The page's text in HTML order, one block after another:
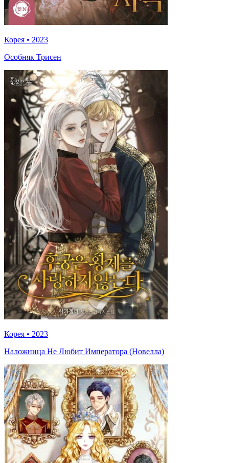
Корея • 2023
Особняк Трисен
Корея • 2023
Наложница Не Любит Императора (Новелла)